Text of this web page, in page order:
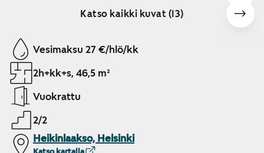
Katso kaikki kuvat (13)
Näytetään dia 1 / 13
Vesimaksu 27 €/hlö/kk
2h+kk+s, 46,5 m²
Vuokrattu
2/2
Heikinlaakso, Helsinki